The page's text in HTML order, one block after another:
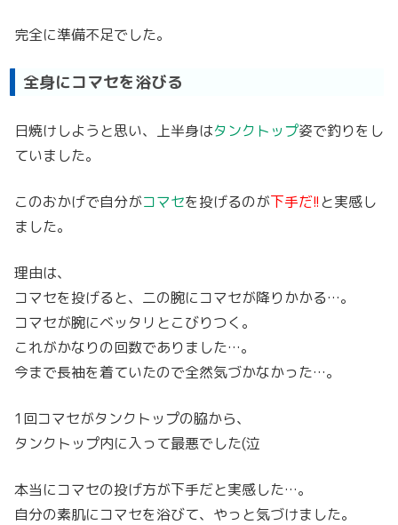
完全に準備不足でした。
全身にコマセを浴びる
日焼けしようと思い、上半身はタンクトップ姿で釣りをし
ていました。
このおかげで自分がコマセを投げるのが下手だ!!と実感し
ました。
理由は、
コマセを投げると、二の腕にコマセが降りかかる…。
コマセが腕にベッタリとこびりつく。
これがかなりの回数でありました…。
今まで長袖を着ていたので全然気づかなかった…。
1回コマセがタンクトップの脇から、
タンクトップ内に入って最悪でした(泣
本当にコマセの投げ方が下手だと実感した…。
自分の素肌にコマセを浴びて、やっと気づけました。